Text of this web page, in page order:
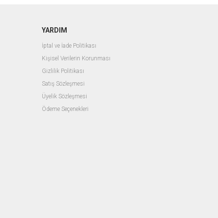
YARDIM
İptal ve İade Politikası
Kişisel Verilerin Korunması
Gizlilik Politikası
Satış Sözleşmesi
Üyelik Sözleşmesi
Ödeme Seçenekleri